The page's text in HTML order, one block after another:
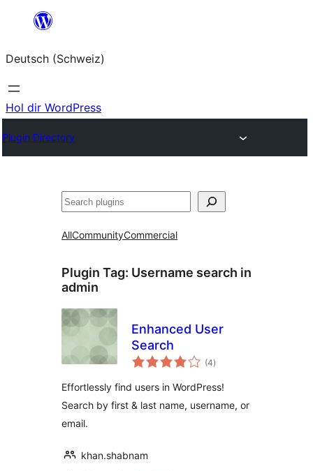
springen
Deutsch (Schweiz)
Hol dir WordPress
Plugin Directory
Suchen
AllCommunityCommercial
Plugin Tag: Username search in
admin
Enhanced User
Search
(4total
ratings
)
Effortlessly find users in WordPress!
Search by first & last name, username, or
email.
khan.shabnam